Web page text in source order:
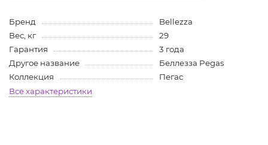
Бренд
Bellezza
Вес, кг
29
Гарантия
3 года
Другое название
Беллезза Pegas
Коллекция
Пегас
Все характеристики